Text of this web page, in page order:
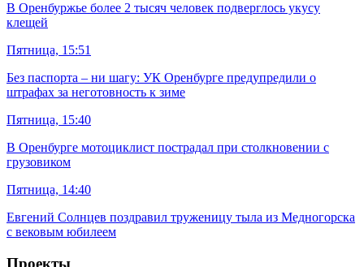
В Оренбуржье более 2 тысяч человек подверглось укусу
клещей
Пятница, 15:51
Без паспорта – ни шагу: УК Оренбурге предупредили о
штрафах за неготовность к зиме
Пятница, 15:40
В Оренбурге мотоциклист пострадал при столкновении с
грузовиком
Пятница, 14:40
Евгений Солнцев поздравил труженицу тыла из Медногорска
с вековым юбилеем
Проекты